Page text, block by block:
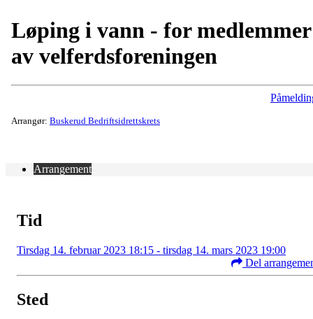
Løping i vann - for medlemmer
av velferdsforeningen
Arrangør: Buskerud Bedriftsidrettskrets
Arrangement
Tid
Tirsdag 14. februar 2023 18:15 - tirsdag 14. mars 2023 19:00
Del
Sted